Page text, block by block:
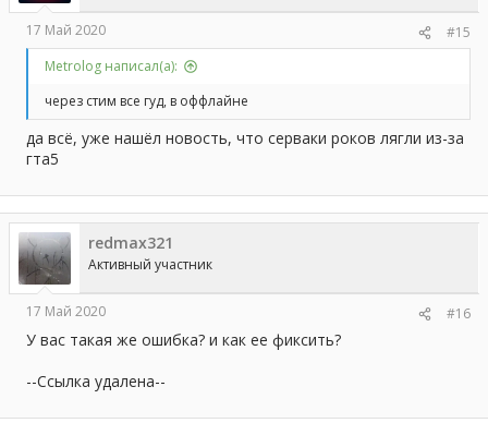
17 Май 2020
#15
Metrolog написал(а):
через стим все гуд, в оффлайне
да всё, уже нашёл новость, что серваки роков лягли из-за
гта5
redmax321
Активный участник
17 Май 2020 #16
У вас такая же ошибка? и как ее фиксить?
--Ссылка удалена--